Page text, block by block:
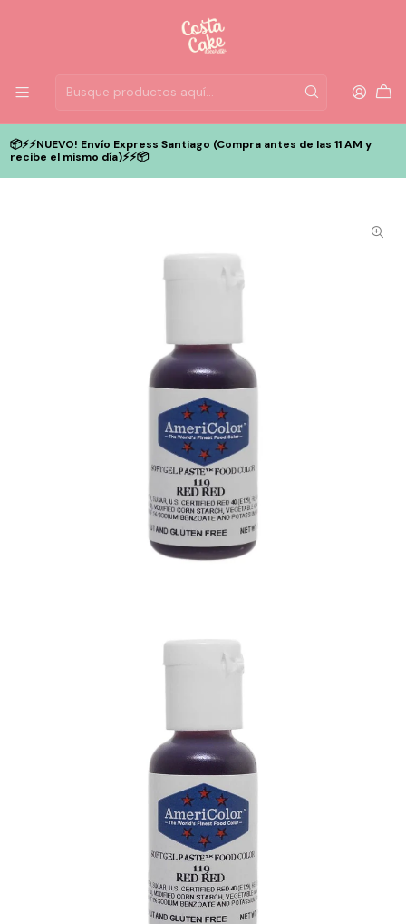
📦⚡️⚡️NUEVO! Envío Express Santiago (Compra antes de las 11 AM y
recibe el mismo día)⚡️⚡️📦